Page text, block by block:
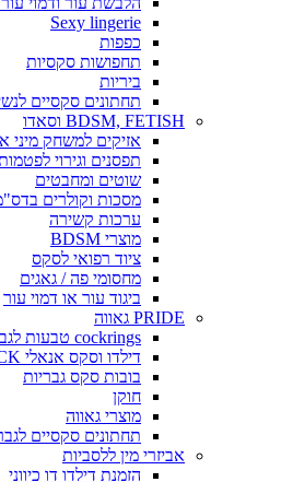
Sexy lingerie
כפפות
תחפושות סקסיות
ביריות
תחתונים סקסיים
BDSM, FETISH וסאדו
אזיקים למשחק מיני
תפסנים וגירוי
שוטים ומחבטים
מסכות וקולרים
ערכות קשירה
מוצרי BDSM
ציוד רפואי לסקס
מחסומי פה / גאגים
ביגוד עור או דמוי עור
PRIDE גאווה
cockrings טבעות לגבר
דילדו וסקס אנאלי ALL BLACK
בובות סקס גבריות
חוקן
מוצרי גאווה
תחתונים סקסיים
אביזרי מין ללסביות
הזמנת דילדו דו כיווני